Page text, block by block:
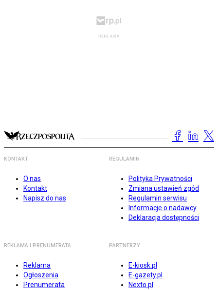
KONTAKT
O nas
Kontakt
Napisz do nas
REGULAMIN
Polityka Prywatności
Zmiana ustawień zgód
Regulamin serwisu
Informacje o nadawcy
Deklaracja dostępności
REKLAMA I PRENUMERATA
Reklama
Ogłoszenia
Prenumerata
PARTNERZY
E-kiosk.pl
E-gazety.pl
Nexto.pl